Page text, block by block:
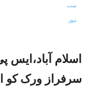
اسلام آباد،ایس
سرفراز ورک کو